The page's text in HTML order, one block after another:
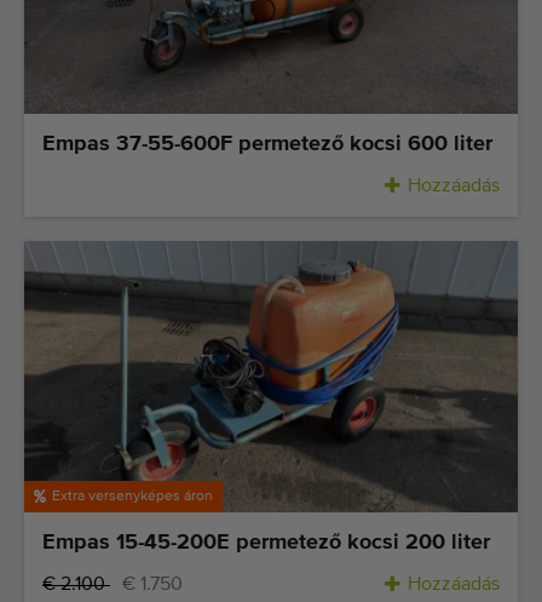
Empas 37-55-600F permetező kocsi 600 liter
Hozzáadás
Extra versenyképes áron
Empas 15-45-200E permetező kocsi 200 liter
€ 2.100 € 1.750 Hozzáadás